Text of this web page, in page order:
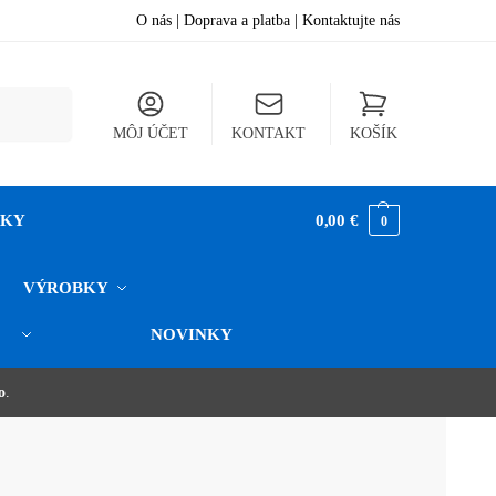
O nás Doprava a platba Kontaktujte nás
MÔJ ÚČET KONTAKT KOŠÍK
VÝROBKY
NOVINKY
0,00€ 0
.